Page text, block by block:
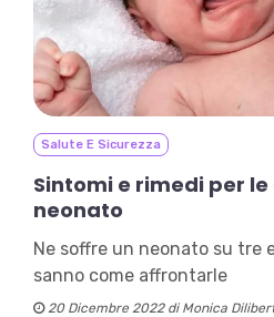
Salute E Sicurezza
Sintomi e rimedi per
neonato
Ne soffre un neonato su tre
sanno come affrontarle
20 Dicembre 2022 di Monica